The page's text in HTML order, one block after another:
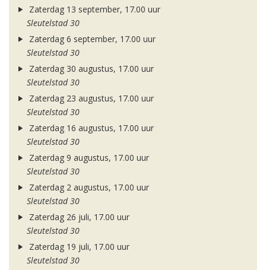
Zaterdag 13 september, 17.00 uur
Sleutelstad 30
Zaterdag 6 september, 17.00 uur
Sleutelstad 30
Zaterdag 30 augustus, 17.00 uur
Sleutelstad 30
Zaterdag 23 augustus, 17.00 uur
Sleutelstad 30
Zaterdag 16 augustus, 17.00 uur
Sleutelstad 30
Zaterdag 9 augustus, 17.00 uur
Sleutelstad 30
Zaterdag 2 augustus, 17.00 uur
Sleutelstad 30
Zaterdag 26 juli, 17.00 uur
Sleutelstad 30
Zaterdag 19 juli, 17.00 uur
Sleutelstad 30